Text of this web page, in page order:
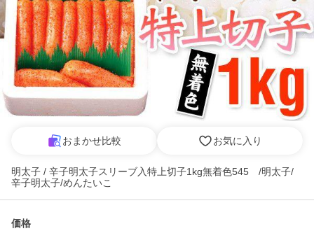
おまかせ比較 お気に入り
明太子 / 辛子明太子スリーブ入特上切子1kg無着色545 /明太子/
辛子明太子/めんたいこ
価格